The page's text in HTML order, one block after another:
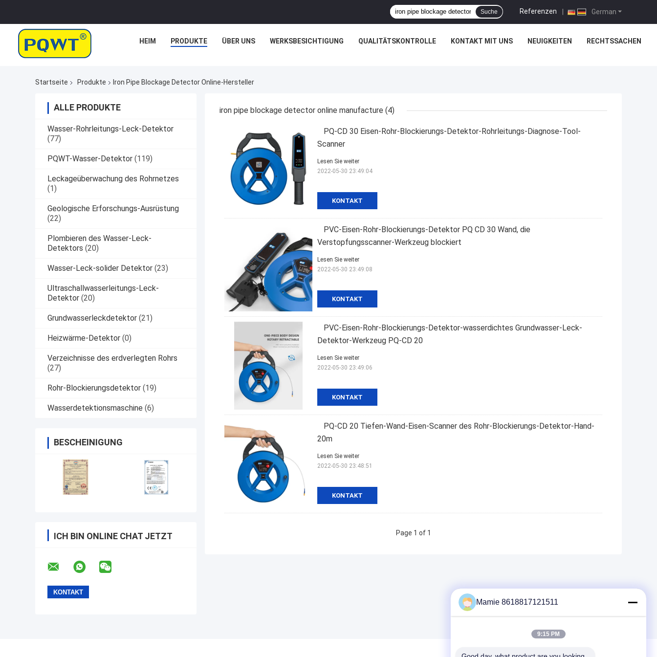
German
Referenzen |
Suche
HEIM PRODUKTE ÜBER UNS WERKSBESICHTIGUNG QUALITÄTSKONTROLLE KONTAKT MIT UNS NEUIGKEITEN RECHTSSACHEN
Startseite Produkte Iron Pipe Blockage Detector Online-Hersteller
ALLE PRODUKTE
Wasser-Rohrleitungs-Leck-Detektor
(77)
PQWT-Wasser-Detektor (119)
Leckageüberwachung des Rohrnetzes
(1)
Geologische Erforschungs-Ausrüstung
(22)
Plombieren des Wasser-Leck-
Detektors (20)
Wasser-Leck-solider Detektor (23)
Ultraschallwasserleitungs-Leck-
Detektor (20)
Grundwasserleckdetektor (21)
Heizwärme-Detektor (0)
Verzeichnisse des erdverlegten Rohrs
(27)
Rohr-Blockierungsdetektor (19)
Wasserdetektionsmaschine (6)
BESCHEINIGUNG
ICH BIN ONLINE CHAT JETZT
iron pipe blockage detector online manufacture (4)
PQ-CD 30 Eisen-Rohr-Blockierungs-Detektor-Rohrleitungs-Diagnose-Tool-
Scanner
KONTAKT
Lesen Sie weiter
2022-05-30 23:49:04
PVC-Eisen-Rohr-Blockierungs-Detektor PQ CD 30 Wand, die
Verstopfungsscanner-Werkzeug blockiert
KONTAKT
Lesen Sie weiter
2022-05-30 23:49:08
PVC-Eisen-Rohr-Blockierungs-Detektor-wasserdichtes Grundwasser-Leck-
Detektor-Werkzeug PQ-CD 20
KONTAKT
Lesen Sie weiter
2022-05-30 23:49:06
PQ-CD 20 Tiefen-Wand-Eisen-Scanner des Rohr-Blockierungs-Detektor-Hand-
20m
KONTAKT
Lesen Sie weiter
2022-05-30 23:48:51
Page 1 of 1
Mamie 8618817121511
9:15 PM